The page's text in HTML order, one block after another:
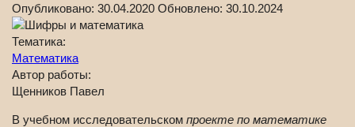
Опубликовано: 30.04.2020 Обновлено: 30.10.2024
Тематика:
Математика
Автор работы:
Щенников Павел
В учебном исследовательском проекте по математике